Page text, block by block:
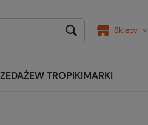
Sklepy
W TROPIKIMARKI